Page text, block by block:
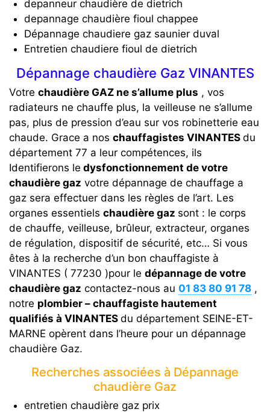
depanneur chaudière de dietrich
depannage chaudière fioul chappee
Dépannage chaudiere gaz saunier duval
Entretien chaudiere fioul de dietrich
Dépannage chaudière Gaz VINANTES
Votre chaudière GAZ ne s’allume plus , vos
radiateurs ne chauffe plus, la veilleuse ne s’allume
pas, plus de pression d’eau sur vos robinetterie eau
chaude. Grace a nos chauffagistes VINANTES du
département 77 a leur compétences, ils
Identifierons le dysfonctionnement de votre
chaudière gaz votre dépannage de chauffage a
gaz sera effectuer dans les règles de l’art. Les
organes essentiels chaudière gaz sont : le corps
de chauffe, veilleuse, brûleur, extracteur, organes
de régulation, dispositif de sécurité, etc… Si vous
êtes à la recherche d’un bon chauffagiste à
VINANTES ( 77230 )pour le dépannage de votre
chaudière gaz contactez-nous au 01 83 80 91 78 ,
notre plombier – chauffagiste hautement
qualifiés à VINANTES du département SEINE-ET-
MARNE opèrent dans l’heure pour un dépannage
chaudière Gaz.
Recherches associées à Dépannage
chaudière Gaz
entretien chaudière gaz prix